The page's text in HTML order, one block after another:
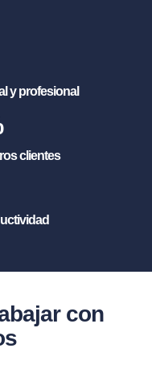
y profesional
clientes
con